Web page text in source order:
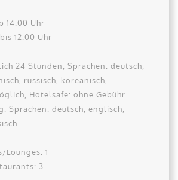
14:00 Uhr
12:00 Uhr
24 Stunden, Sprachen: deutsch,
russisch, koreanisch,
Hotelsafe: ohne Gebühr
Sprachen: deutsch, englisch,
Lounges: 1
3